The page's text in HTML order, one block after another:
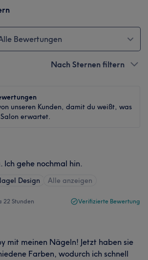
Bewertungen
Nach Sternen filtern
unseren Kunden, damit du weißt, was
erwartet.
Ich gehe nochmal hin.
Design Alle anzeigen
22 Stunden Verifizierte Bewertung
mit meinen Nägeln! Jetzt haben sie
Farben, wodurch ich schnell